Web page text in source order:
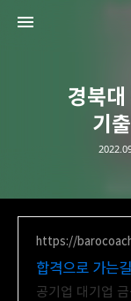
경북
기
https://
합격으로 가는
합격으로 가는
공기업 대기업